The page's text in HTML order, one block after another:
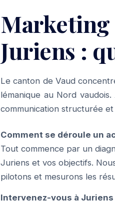
Juriens :
Le canton de Vaud
lémanique au Nord
communication structurée
Comment se déroule un
Tout commence par un
Juriens et vos objectifs.
pilotons et mesurons les
Intervenez-vous à